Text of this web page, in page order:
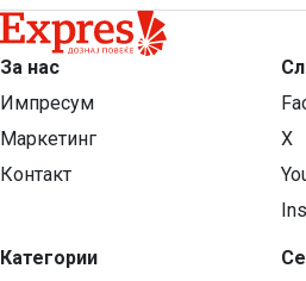
За нас
Импресум
Маркетинг
Контакт
Категории
X